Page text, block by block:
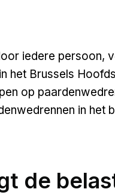
iedere persoon,
het Brussels
op
in het
de